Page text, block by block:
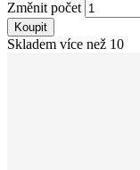
Změnit počet
Koupit
Skladem více než 10